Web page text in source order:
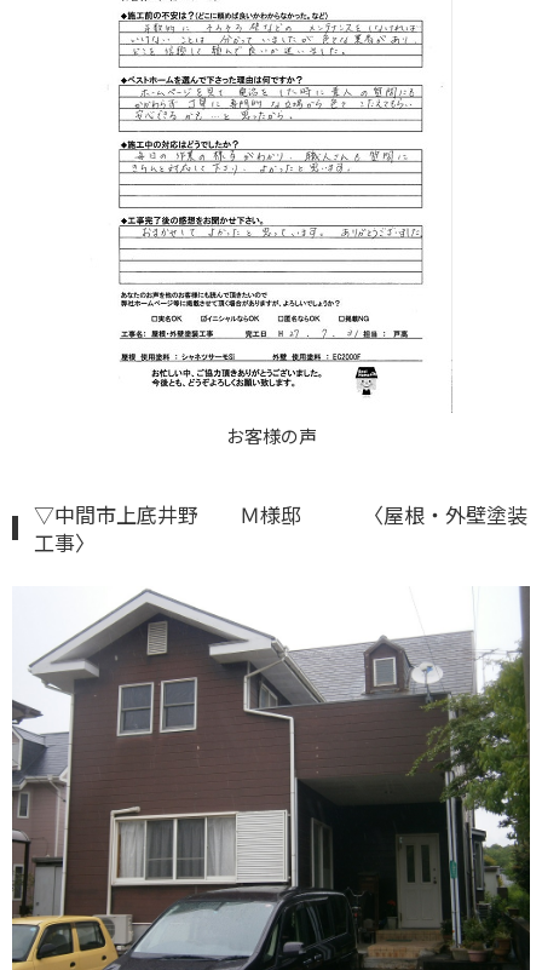
お客様の声
▽中間市上底井野 Ｍ様邸 〈屋根・外壁塗装
工事〉